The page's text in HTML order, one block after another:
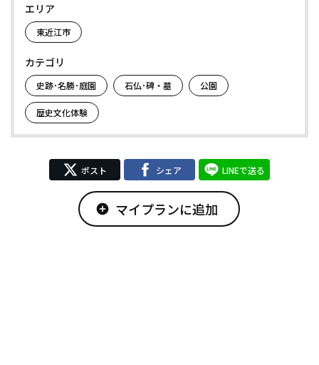
エリア
東近江市
カテゴリ
史跡･名勝･庭園 石仏･碑・墓 公園
歴史文化体験
ポスト シェア LINEで送る
add_circle マイプランに追加